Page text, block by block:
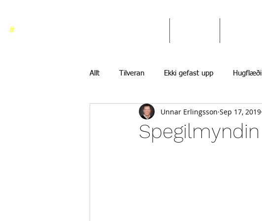
#
Allt Tilveran Ekki gefast upp Hugflæði
Spegilmyndin
Unnar Erlingsson Sep 17, 2019